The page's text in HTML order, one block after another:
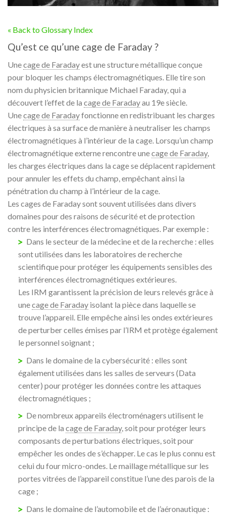
« Back to Glossary Index
Qu’est ce qu’une cage de Faraday ?
Unecage de Faradayest une structure métallique conçue
pour bloquer les champs électromagnétiques. Elle tire son
nom du physicien britannique Michael Faraday, qui a
découvert l’effet de la cage de Faradayau 19e siècle.
Unecage de Faradayfonctionne en redistribuant les charges
électriques à sa surface de manière à neutraliser les champs
électromagnétiques à l’intérieur de la cage. Lorsqu’un champ
électromagnétique externe rencontre unecage de Faraday,
les charges électriques dans la cage se déplacent rapidement
pour annuler les effets du champ, empêchant ainsi la
pénétration du champ à l’intérieur de la cage.
Les cages de Faraday sont souvent utilisées dans divers
domaines pour des raisons de sécurité et de protection
contre les interférences électromagnétiques. Par exemple :
Dans le secteur de la médecine et de la recherche : elles
sont utilisées dans les laboratoires de recherche
scientifique pour protéger les équipements sensibles des
interférences électromagnétiques extérieures.
Les IRM garantissent la précision de leurs relevés grâce à
unecage de Faradayisolant la pièce dans laquelle se
trouve l’appareil. Elle empêche ainsi les ondes extérieures
de perturber celles émises par l’IRM et protège également
le personnel soignant ;
Dans le domaine de la cybersécurité : elles sont
également utilisées dans les salles de serveurs (Data
center) pour protéger les données contre les attaques
électromagnétiques ;
De nombreux appareils électroménagers utilisent le
principe de la cage de Faraday, soit pour protéger leurs
composants de perturbations électriques, soit pour
empêcher les ondes de s’échapper. Le cas le plus connu est
celui du four micro-ondes. Le maillage métallique sur les
portes vitrées de l’appareil constitue l’une des parois de la
cage ;
Dans le domaine de l’automobile et de l’aéronautique :